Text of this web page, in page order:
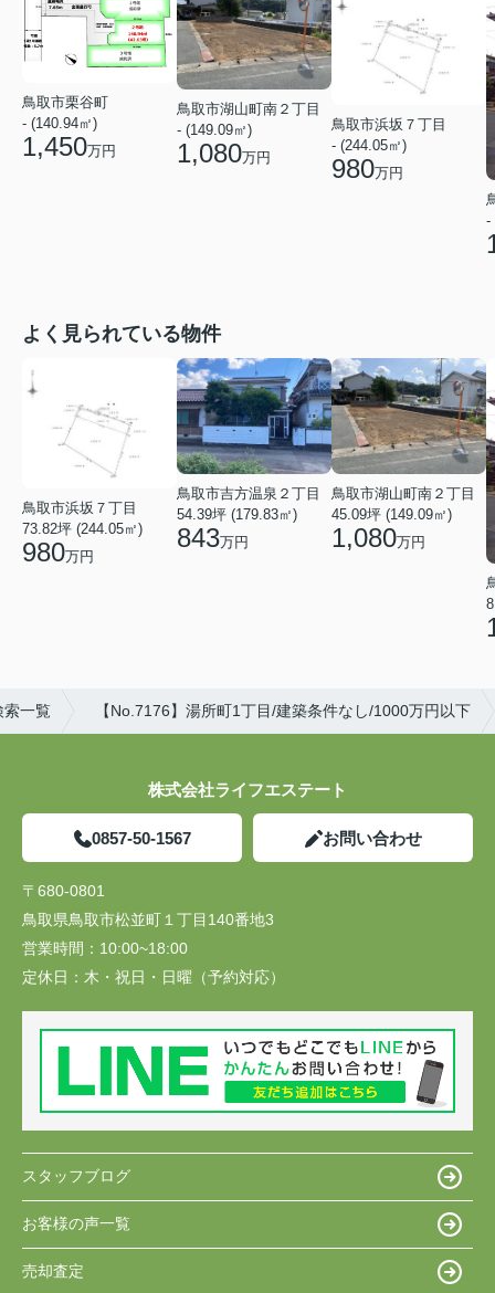
鳥取市栗谷町
- (140.94㎡)
1,450万円
鳥取市湖山町南２丁目
- (149.09㎡)
1,080万円
鳥取市浜坂７丁目
- (244.05㎡)
980万円
-
よく見られている物件
鳥取市浜坂７丁目
73.82坪 (244.05㎡)
980万円
鳥取市吉方温泉２丁目
54.39坪 (179.83㎡)
843万円
鳥取市湖山町南２丁目
45.09坪 (149.09㎡)
1,080万円
索一覧 【No.7176】湯所町1丁目/建築条件なし/1000万円以下
株式会社ライフエステート
0857-50-1567 お問い合わせ
〒680-0801
鳥取県鳥取市松並町１丁目140番地3
営業時間： 10:00~18:00
定休日： 木・祝日・日曜（予約対応）
スタッフブログ
お客様の声一覧
売却査定